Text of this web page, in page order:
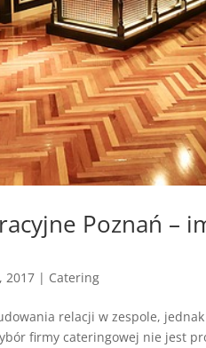
Poznań –
2017 | Catering
relacji w zespole,
firmy cateringowej nie jest